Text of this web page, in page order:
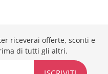
riceverai offerte, sconti e
di tutti gli altri.